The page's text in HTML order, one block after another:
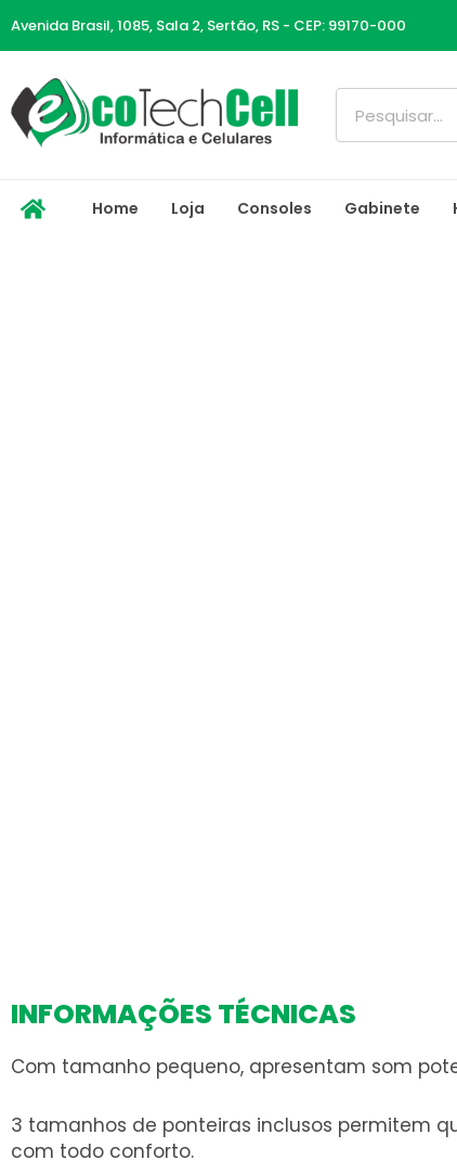
para
conteúdo
Avenida Brasil, 1085, Sala 2, Sertão, RS - CEP: 99170-000
Home Loja Consoles Gabinete
INFORMAÇÕES TÉCNICAS
Com tamanho pequeno, apresentam som
3 tamanhos de ponteiras inclusos permitem
com todo conforto.